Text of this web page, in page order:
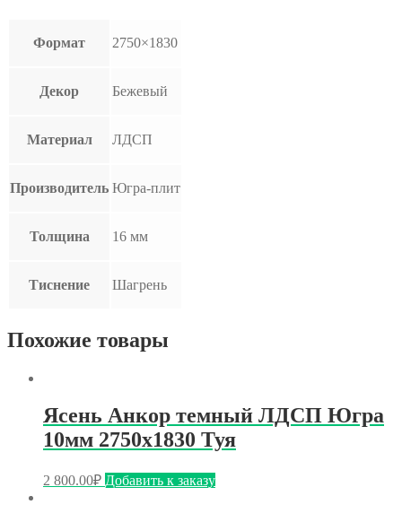
Формат 2750×1830
Декор Бежевый
Материал ЛДСП
Производитель Югра-плит
Толщина 16 мм
Тиснение Шагрень
Похожие товары
Ясень Анкор темный ЛДСП Югра
10мм 2750х1830 Туя
2 800.00₽ Добавить к заказу